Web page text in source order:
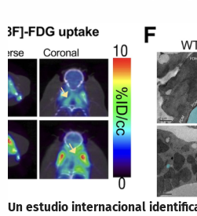
Un estudio internacional